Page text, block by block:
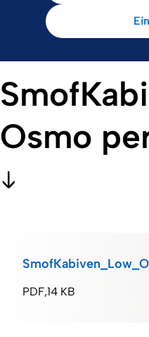
Osmo
14 KB
PDF